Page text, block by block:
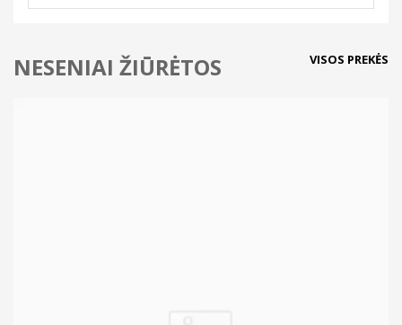
NESENIAI ŽIŪRĖTOS VISOS PREKĖS